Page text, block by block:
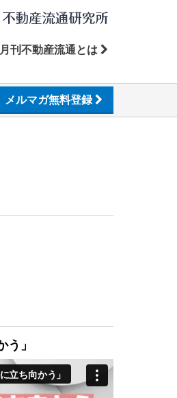
月刊不動産流通とは
メルマガ無料登録
」